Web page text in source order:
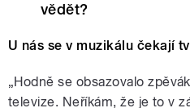
vědět?
U nás se v muzikálu čekají
„Hodně se obsazovalo
televize. Neříkám, že je to v